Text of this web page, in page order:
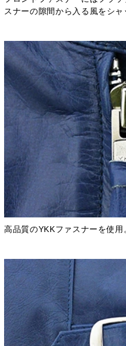
スナーの隙間から入る風をシャ
高品質のYKKファスナーを使用